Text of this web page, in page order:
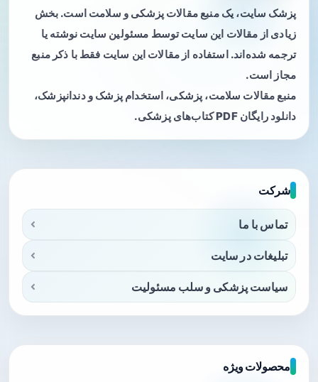
پزشک سایت، یک منبع مقالات پزشکی و سلامت است. بخش
زیادی از مقالات این سایت توسط مسئولین سایت نوشته یا
ترجمه شده‌اند. استفاده از مقالات این سایت فقط با ذکر منبع
مجاز است.
منبع مقالات سلامت، پزشکی، استخدام پزشک و دندانپزشک،
دانلود رایگان PDF کتاب‌های پزشکی.
شرکت
تماس با ما
تبلیغات در سایت
سیاست پزشکی و سلب مسئولیت
محصولات ویژه